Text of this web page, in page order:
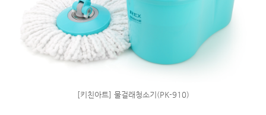
[키친아트] 물걸래청소기(PK-910)